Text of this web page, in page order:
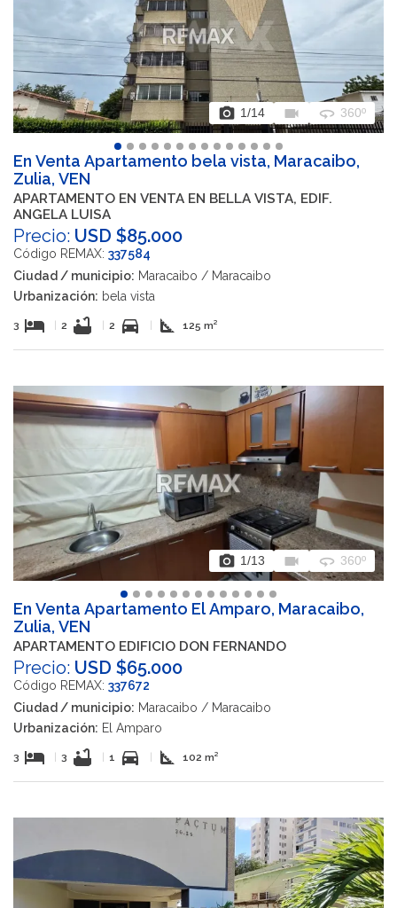
photo_camera 1/14 videocam 360 360º
En Venta Apartamento bela vista, Maracaibo,
Zulia, VEN
APARTAMENTO EN VENTA EN BELLA VISTA, EDIF.
ANGELA LUISA
Precio: USD $85.000
Código REMAX: 337584
Ciudad / municipio: Maracaibo / Maracaibo
Urbanización: bela vista
3 hotel 2 bathtub 2 directions_car square_foot 125 m²
photo_camera 1/13 videocam 360 360º
En Venta Apartamento El Amparo, Maracaibo,
Zulia, VEN
APARTAMENTO EDIFICIO DON FERNANDO
Precio: USD $65.000
Código REMAX: 337672
Ciudad / municipio: Maracaibo / Maracaibo
Urbanización: El Amparo
3 hotel 3 bathtub 1 directions_car square_foot 102 m²